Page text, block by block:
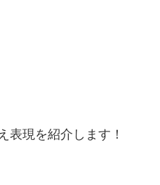
表現を紹介します！